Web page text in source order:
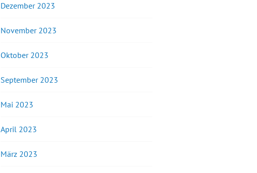
Dezember 2023
November 2023
Oktober 2023
September 2023
Mai 2023
April 2023
März 2023